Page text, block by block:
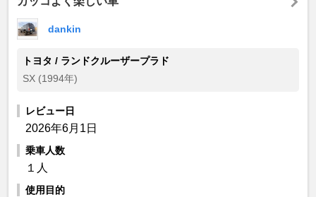
dankin
トヨタ / ランドクルーザープラド
SX (1994年)
レビュー日
2026年6月1日
乗車人数
１人
使用目的